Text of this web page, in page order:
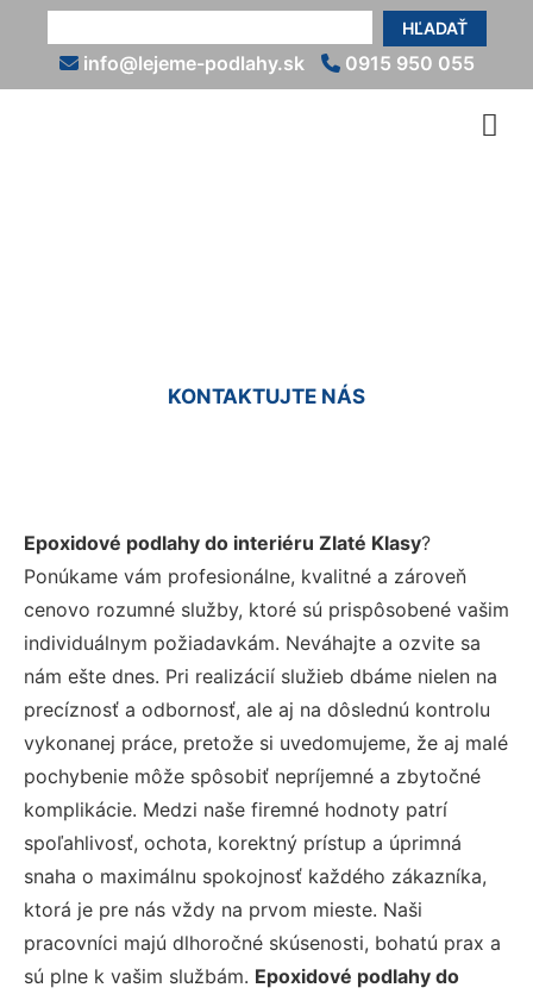
HĽADAŤ
info@lejeme-podlahy.sk 0915 950 055
KONTAKTUJTE NÁS
Epoxidové podlahy do interiéru Zlaté Klasy?
Ponúkame vám profesionálne, kvalitné a zároveň
cenovo rozumné služby, ktoré sú prispôsobené vašim
individuálnym požiadavkám. Neváhajte a ozvite sa
nám ešte dnes. Pri realizácií služieb dbáme nielen na
precíznosť a odbornosť, ale aj na dôslednú kontrolu
vykonanej práce, pretože si uvedomujeme, že aj malé
pochybenie môže spôsobiť nepríjemné a zbytočné
komplikácie. Medzi naše firemné hodnoty patrí
spoľahlivosť, ochota, korektný prístup a úprimná
snaha o maximálnu spokojnosť každého zákazníka,
ktorá je pre nás vždy na prvom mieste. Naši
pracovníci majú dlhoročné skúsenosti, bohatú prax a
sú plne k vašim službám. Epoxidové podlahy do